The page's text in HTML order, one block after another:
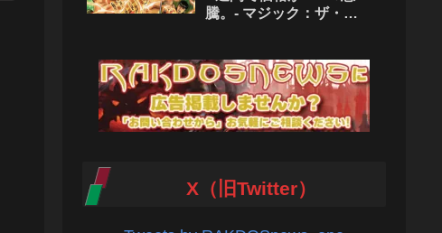
騰。- マジック：ザ・ギ
X（旧Twitter）